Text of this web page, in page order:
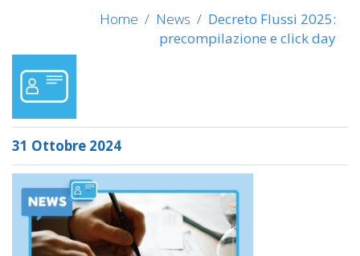
Home / News / Decreto Flussi 2025:
precompilazione e click day
31 Ottobre 2024